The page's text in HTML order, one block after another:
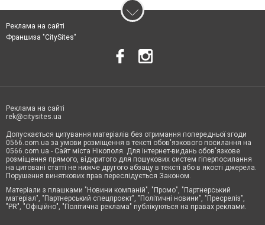
Реклама на сайті
Франшиза "CitySites"
Реклама на сайті
rek@citysites.ua
Допускається цитування матеріалів без отримання попередньої згоди
0566.com.ua за умови розміщення в тексті обов'язкового посилання на
0566.com.ua - Сайт міста Нікополя. Для інтернет-видань обов'язкове
розміщення прямого, відкритого для пошукових систем гіперпосилання
на цитовані статті не нижче другого абзацу в тексті або в якості джерела.
Порушення виняткових прав переслідується Законом.
Матеріали з плашками "Новини компаній", "Промо", "Партнерський
матеріал", "Партнерський спецпроєкт", "Політичні новини", "Пресреліз",
"PR", "Офіційно", "Політична реклама" публікуються на правах реклами.